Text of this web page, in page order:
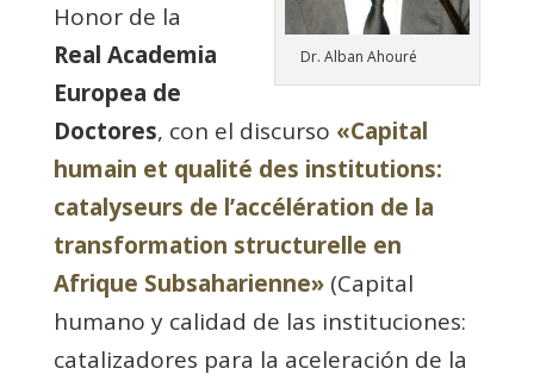
Dr. Alban Ahouré
Honor de la
Real Academia
Europea de
Doctores, con el discurso «Capital
humain et qualité des institutions:
catalyseurs de l’accélération de la
transformation structurelle en
Afrique Subsaharienne»​ (Capital
humano y calidad de las instituciones:
catalizadores para la aceleración de la